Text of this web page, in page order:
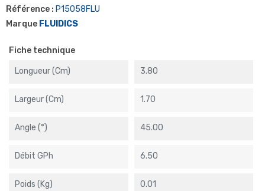
Référence : P15058FLU
Marque FLUIDICS
Fiche technique
Longueur (cm) 3.80
Largeur (cm) 1.70
Angle (°) 45.00
Débit GPh 6.50
Poids (kg) 0.01